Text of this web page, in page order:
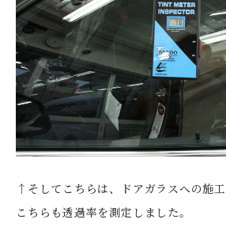
↑そしてこちらは、ドアガラスへの施工
こちらも透過率を測定しました。